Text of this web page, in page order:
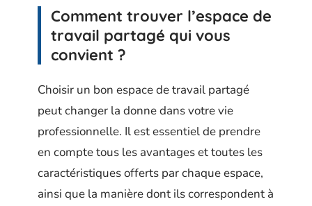
Comment trouver l’espace de
travail partagé qui vous
convient ?
Choisir un bon espace de travail partagé
peut changer la donne dans votre vie
professionnelle. Il est essentiel de prendre
en compte tous les avantages et toutes les
caractéristiques offerts par chaque espace,
ainsi que la manière dont ils correspondent à